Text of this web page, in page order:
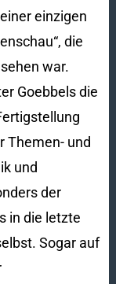
einzigen
die
war.
Goebbels die
Themen- und
und
der
in die letzte
Sogar auf